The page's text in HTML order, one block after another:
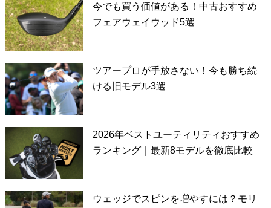
今でも買う価値がある！中古おすすめ
フェアウェイウッド5選
ツアープロが手放さない！今も勝ち続
ける旧モデル3選
2026年ベストユーティリティおすすめ
ランキング｜最新8モデルを徹底比較
ウェッジでスピンを増やすには？モリ